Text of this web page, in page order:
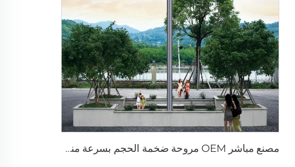
مصنع مباشر OEM مروحة ضخمة الحجم بسرعة منخفضة وطاقة استهلاك منخفضة بحجم 16 قدم (5 متر) ومروحة نوع عمود